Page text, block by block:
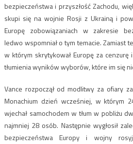
bezpieczeństwa i przyszłość Zachodu,
skupi się na wojnie Rosji z Ukrainą i
Europę zobowiązaniach w zakresie
ledwo wspomniał o tym temacie. Zamiast
w którym skrytykował Europę za
tłumienia wyników wyborów, które im się
Vance rozpoczął od modlitwy za ofiary
Monachium dzień wcześniej, w którym
wjechał samochodem w tłum w pobliżu
najmniej 28 osób. Następnie wygłosił
bezpieczeństwa Europy i wojny